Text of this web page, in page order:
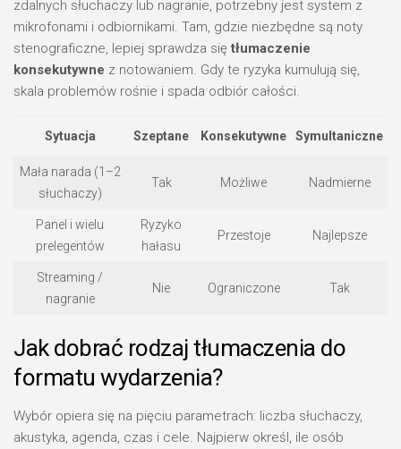
zdalnych słuchaczy lub nagranie, potrzebny jest system z
mikrofonami i odbiornikami. Tam, gdzie niezbędne są noty
stenograficzne, lepiej sprawdza się tłumaczenie
konsekutywne z notowaniem. Gdy te ryzyka kumulują się,
skala problemów rośnie i spada odbiór całości.
Sytuacja Szeptane Konsekutywne Symultaniczne
Mała narada (1–2
słuchaczy)
Tak Możliwe Nadmierne
Panel i wielu
prelegentów
Ryzyko
hałasu
Przestoje Najlepsze
Streaming /
nagranie
Nie Ograniczone Tak
Jak dobrać rodzaj tłumaczenia do
formatu wydarzenia?
Wybór opiera się na pięciu parametrach: liczba słuchaczy,
akustyka, agenda, czas i cele. Najpierw określ, ile osób